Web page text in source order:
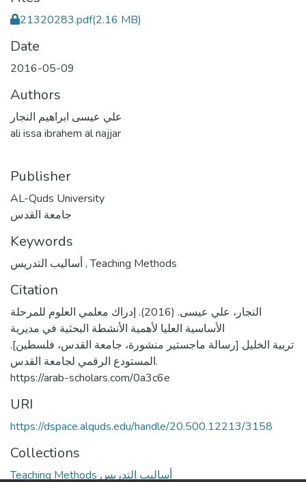
21320283.pdf(2.16 MB)
Date
2016-05-09
Authors
علي عيسى ابراهيم النجار
ali issa ibrahem al najjar
Publisher
AL-Quds University
جامعة القدس
Keywords
,Teaching Methods
Citation
النجار، علي عيسى. (2016). إدراك معلمي العلوم للمرحلة
الأساسية العليا لأهمية الأنشطة البحثية في مديرية
تربية الخليل [رسالة ماجستير منشورة، جامعة القدس، فلسطين].
المستودع الرقمي لجامعة القدس.
https://arab-scholars.com/0a3c6e
URI
https://dspace.alquds.edu/handle/20.500.12213/3158
Collections
Teaching Methods أساليب التدريس